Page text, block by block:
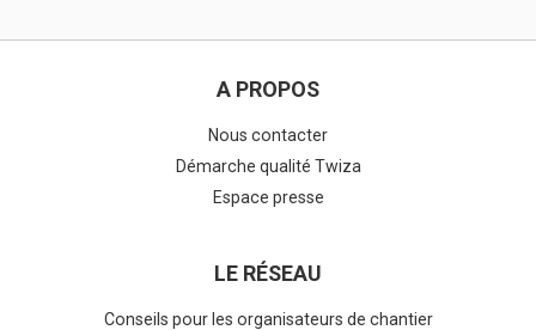
A PROPOS
Nous contacter
Démarche qualité Twiza
Espace presse
LE RÉSEAU
Conseils pour les organisateurs de chantier